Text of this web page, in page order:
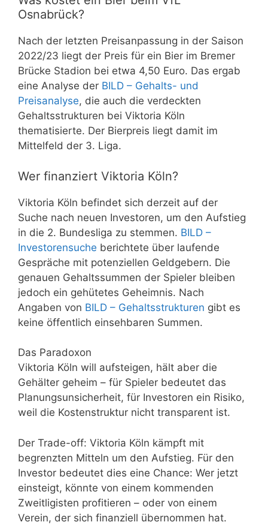
Osnabrück?
Nach der letzten Preisanpassung in der Saison
2022/23 liegt der Preis für ein Bier im Bremer
Brücke Stadion bei etwa 4,50 Euro. Das ergab
eine Analyse der BILD – Gehalts- und
Preisanalyse, die auch die verdeckten
Gehaltsstrukturen bei Viktoria Köln
thematisierte. Der Bierpreis liegt damit im
Mittelfeld der 3. Liga.
Wer finanziert Viktoria Köln?
Viktoria Köln befindet sich derzeit auf der
Suche nach neuen Investoren, um den Aufstieg
in die 2. Bundesliga zu stemmen. BILD –
Investorensuche berichtete über laufende
Gespräche mit potenziellen Geldgebern. Die
genauen Gehaltssummen der Spieler bleiben
jedoch ein gehütetes Geheimnis. Nach
Angaben von BILD – Gehaltsstrukturen gibt es
keine öffentlich einsehbaren Summen.
Das Paradoxon
Viktoria Köln will aufsteigen, hält aber die
Gehälter geheim – für Spieler bedeutet das
Planungsunsicherheit, für Investoren ein Risiko,
weil die Kostenstruktur nicht transparent ist.
Der Trade-off: Viktoria Köln kämpft mit
begrenzten Mitteln um den Aufstieg. Für den
Investor bedeutet dies eine Chance: Wer jetzt
einsteigt, könnte von einem kommenden
Zweitligisten profitieren – oder von einem
Verein, der sich finanziell übernommen hat.